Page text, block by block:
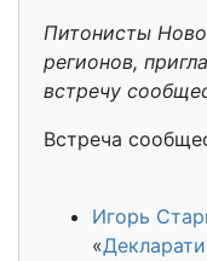
Питонисты
регионов,
встречу
Встреча
Игорь
«